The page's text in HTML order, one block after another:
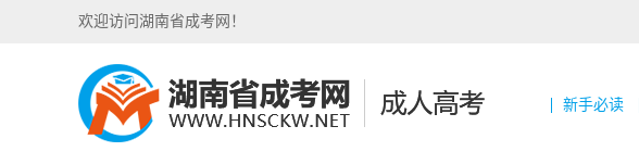
欢迎访问湖南省成考网！
新手必读